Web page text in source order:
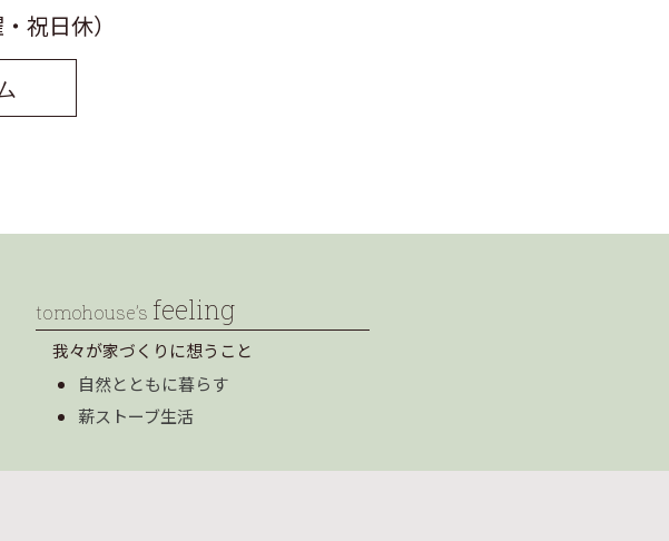
祝日休）
tomohouse’s feeling
我々が家づくりに想うこと
自然とともに暮らす
薪ストーブ生活